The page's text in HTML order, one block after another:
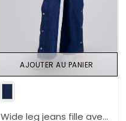
Wide leg jeans fille avec
AJOUTER AU PANIER